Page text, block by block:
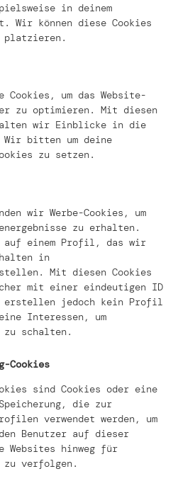
in deinem
Wir können diese Cookies
platzieren.
Cookies, um das Website-
zu optimieren. Mit diesen
wir Einblicke in die
Wir bitten um deine
zu setzen.
wir Werbe-Cookies, um
zu erhalten.
auf einem Profil, das wir
in
Mit diesen Cookies
mit einer eindeutigen ID
erstellen jedoch kein Profil
Interessen, um
schalten.
Cookies
sind Cookies oder eine
die zur
verwendet werden, um
Benutzer auf dieser
Websites hinweg für
zu verfolgen.